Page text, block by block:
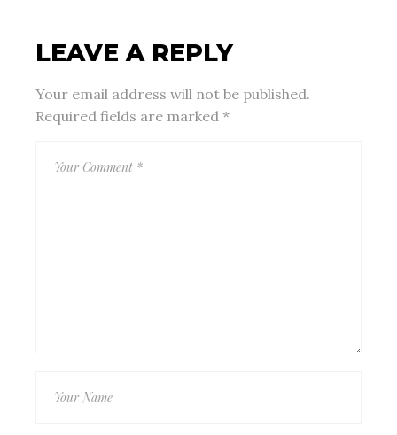
LEAVE A REPLY
Your email address will not be published.
Required fields are marked*